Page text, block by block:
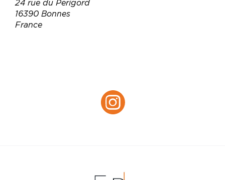
24 rue du Perigord
16390 Bonnes
France